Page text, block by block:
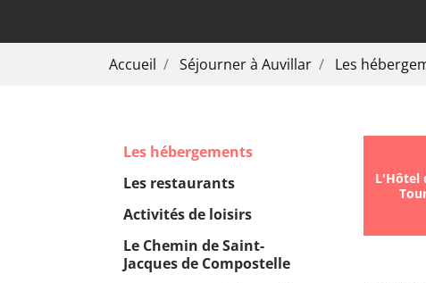
Accueil Séjourner à Auvillar Les
Les hébergements
Les restaurants
Activités de loisirs
Le Chemin de Saint-
Jacques de Compostelle
L'Hôtel